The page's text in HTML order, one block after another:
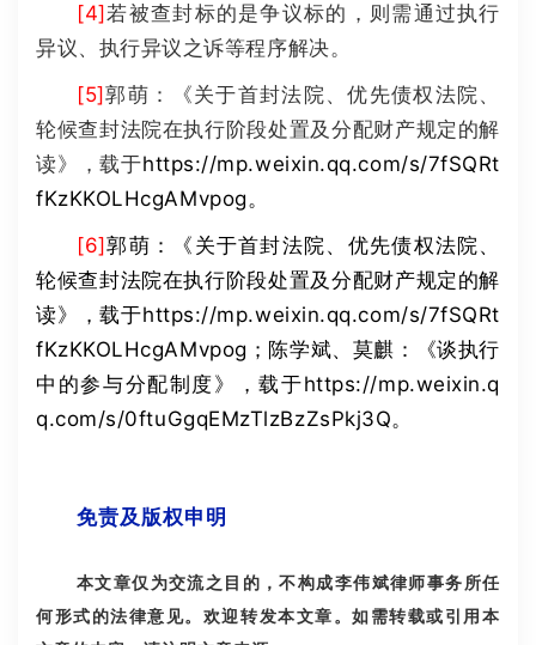
[4] 若被查封标的是争议标的，则需通过执行
异议、执行异议之诉等程序解决。
[5] 郭萌：《关于首封法院、优先债权法院、
轮候查封法院在执行阶段处置及分配财产规定的解
读》，载于https://mp.weixin.qq.com/s/7fSQRt
fKzKKOLHcgAMvpog。
[6] 郭萌：《关于首封法院、优先债权法院、
轮候查封法院在执行阶段处置及分配财产规定的解
读》，载于https://mp.weixin.qq.com/s/7fSQRt
fKzKKOLHcgAMvpog ；陈学斌、莫麒：《谈执行
中的参与分配制度》，载于https://mp.weixin.q
q.com/s/0ftuGgqEMzTlzBzZsPkj3Q。
免责及版权申明
本文章仅为交流之目的，不构成李伟斌律师事务所任
何形式的法律意见。欢迎转发本文章。如需转载或引用本